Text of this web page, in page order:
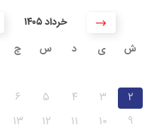
۱۴۰۵ خرداد
ش
ی د س چ
۲
۳ ۴ ۵ ۶
۹
۱۰ ۱۱ ۱۲ ۱۳